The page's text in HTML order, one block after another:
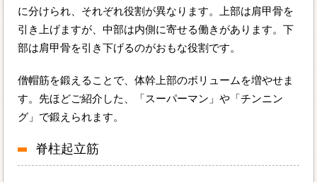
に分けられ、それぞれ役割が異なります。上部は肩甲骨を
引き上げますが、中部は内側に寄せる働きがあります。下
部は肩甲骨を引き下げるのがおもな役割です。
僧帽筋を鍛えることで、体幹上部のボリュームを増やせま
す。先ほどご紹介した、「スーパーマン」や「チンニン
グ」で鍛えられます。
脊柱起立筋